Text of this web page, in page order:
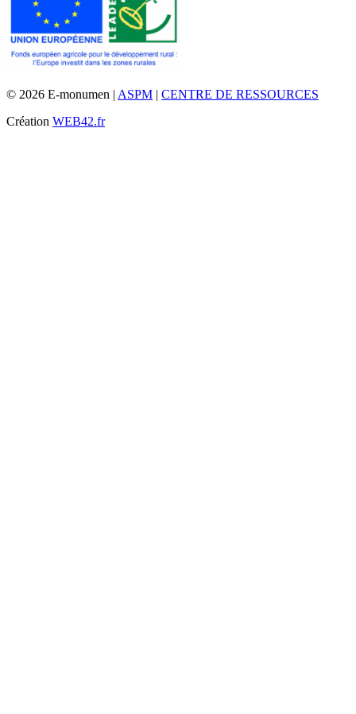
© 2026 E-monumen | ASPM | CENTRE DE RESSOURCES
Création WEB42.fr